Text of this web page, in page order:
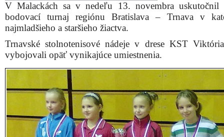
V Malackách sa v nedeľu 13. novembra uskutočnil
bodovací turnaj regiónu Bratislava – Trnava v
najmladšieho a staršieho žiactva.
Trnavské stolnotenisové nádeje v drese KST
vybojovali opäť vynikajúce umiestnenia.